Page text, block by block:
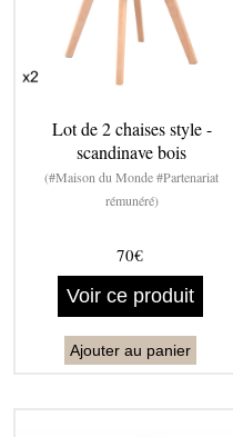
Lot de 2 chaises style -
scandinave bois
(#Maison du Monde #Partenariat
rémunéré)
70€
Voir ce produit
Ajouter au panier